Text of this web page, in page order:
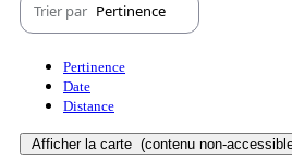
Trier par Pertinence
Pertinence
Date
Distance
Afficher la carte (contenu non-